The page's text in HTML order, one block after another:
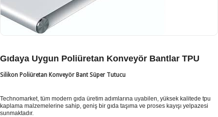
Gıdaya Uygun Poliüretan Konveyör Bantlar TPU
Silikon Poliüretan Konveyör Bant Süper Tutucu
Technomarket, tüm modern gıda üretim adımlarına uyabilen, yüksek kalitede tpu
kaplama malzemelerine sahip, geniş bir gıda taşıma ve proses kayışı yelpazesi
sunmaktadır.